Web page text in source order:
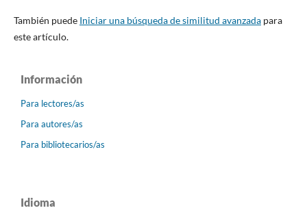
También puede Iniciar una búsqueda de similitud avanzadapara
este artículo.
Información
Para lectores/as
Para autores/as
Para bibliotecarios/as
Idioma